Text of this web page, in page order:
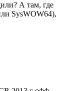
А там, где
SysWOW64),